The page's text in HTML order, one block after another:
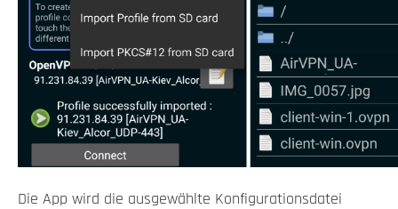
Die App wird die ausgewählte Konfigurationsdatei